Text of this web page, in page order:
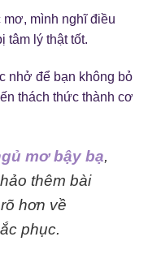
mình nghĩ điều
tâm lý thật tốt.
nhở để bạn không bỏ
thách thức thành cơ
mơ bậy bạ,
thêm bài
hơn về
phục.